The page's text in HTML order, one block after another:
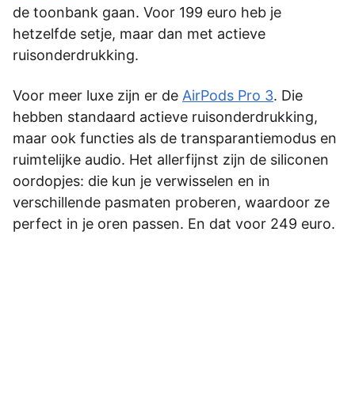
de toonbank gaan. Voor 199 euro heb je
hetzelfde setje, maar dan met actieve
ruisonderdrukking.
Voor meer luxe zijn er de AirPods Pro 3. Die
hebben standaard actieve ruisonderdrukking,
maar ook functies als de transparantiemodus en
ruimtelijke audio. Het allerfijnst zijn de siliconen
oordopjes: die kun je verwisselen en in
verschillende pasmaten proberen, waardoor ze
perfect in je oren passen. En dat voor 249 euro.